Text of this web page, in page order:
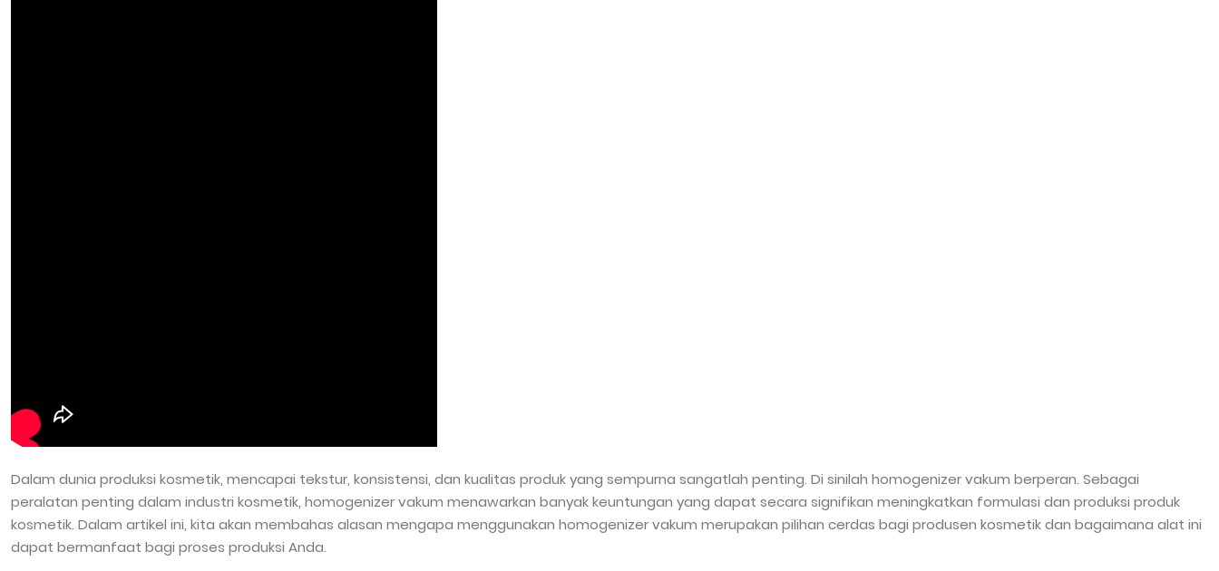
Dalam dunia produksi kosmetik, mencapai tekstur, konsistensi, dan kualitas produk yang sempurna sangatlah penting. Di sinilah homogenizer vakum berperan. Sebagai
peralatan penting dalam industri kosmetik, homogenizer vakum menawarkan banyak keuntungan yang dapat secara signifikan meningkatkan formulasi dan produksi produk
kosmetik. Dalam artikel ini, kita akan membahas alasan mengapa menggunakan homogenizer vakum merupakan pilihan cerdas bagi produsen kosmetik dan bagaimana alat ini
dapat bermanfaat bagi proses produksi Anda.